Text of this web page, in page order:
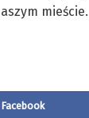
mieście.